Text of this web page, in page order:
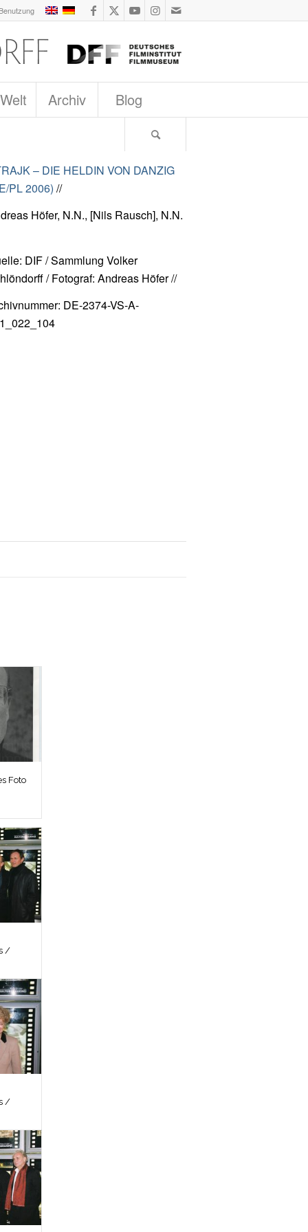
Archiv Blog
– DIE HELDIN VON DANZIG
PL 2006) //
Höfer, N.N., [Nils Rausch], N.N.
DIF / Sammlung Volker
/ Fotograf: Andreas Höfer //
DE-2374-VS-A-
Foto
/
/